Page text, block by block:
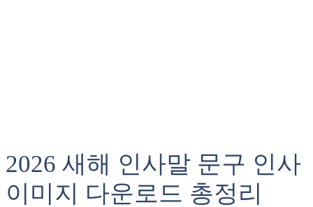
2026 새해 인사말 문구 인사
이미지 다운로드 총정리